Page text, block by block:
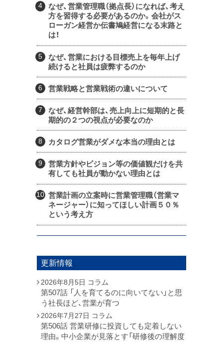
なぜ、営業管理職（拠点長）になれば、考え
方を習得する必要があるのか。会社がス
ローガン経営か伝書鳩経営になる末路と
は！
なぜ、営業における目標売上を毎年上げ
続けると社員は疲弊するのか
営業戦略と営業戦術の違いについて
なぜ、経営幹部は、売上向上に短期的と長
期的の２つの視点が必要なのか
カタログ営業がダメな本当の理由とは
営業方針やビジョン等の価値観だけを共
有しても社員が動かない理由とは
営業計画の立案時に営業管理職（営業マ
ネージャー）に知ってほしい計画５０％
という考え方
更新情報
2026年8月5日 コラム
第507話 「人を育てるのに向いてない」と思
う社長ほど、営業が育つ
2026年7月27日 コラム
第506話 営業研修に投資しても定着しない
理由。中小企業が見落とす「研修後の理解度